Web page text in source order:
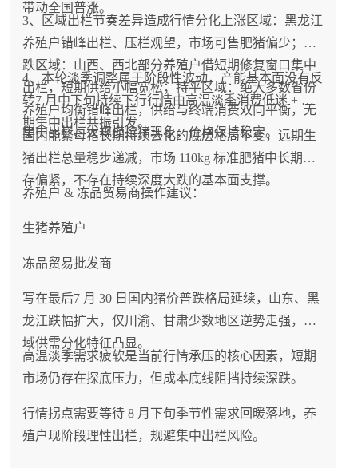
带动全国普涨。
3、区域出栏节奏差异造成行情分化上涨区域：黑龙江
养殖户错峰出栏、压栏观望，市场可售肥猪偏少；下
跌区域：山西、西北部分养殖户借短期修复窗口集中
出栏，短期供给小幅宽松；持平区域：绝大多数省份
养殖户均衡错峰出栏，供给与终端消费双向平衡，无
集中出栏、大规模抢猪现象，价格保持稳定。
4、本轮淡季调整属于阶段性波动，产能基本面没有反
转7 月中下旬持续下行行情由高温淡季消费低迷 + 前
期集中出栏共振引发。
国内能繁母猪长期持续去化的底层格局不变，远期生
猪出栏总量稳步递减，市场 110kg 标准肥猪中长期库
存偏紧，不存在持续深度大跌的基本面支撑。
养殖户 & 冻品贸易商操作建议：
生猪养殖户
冻品贸易批发商
写在最后7 月 30 日国内猪价普跌格局延续，山东、黑
龙江跌幅扩大，仅川渝、甘肃少数地区逆势走强，区
域供需分化特征凸显。
高温淡季需求疲软是当前行情承压的核心因素，短期
市场仍存在探底压力，但成本底线阻挡持续深跌。
行情拐点需要等待 8 月下旬季节性需求回暖落地，养
殖户现阶段理性出栏，规避集中出栏风险。